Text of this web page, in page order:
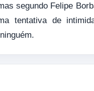
segundo Felipe
tentativa de